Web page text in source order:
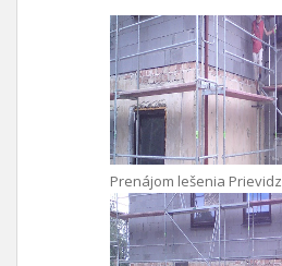
Prenájom lešenia